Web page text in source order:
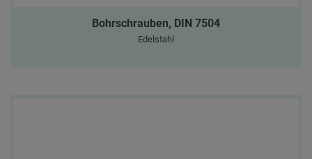
Bohrschrauben, DIN 7504
Edelstahl